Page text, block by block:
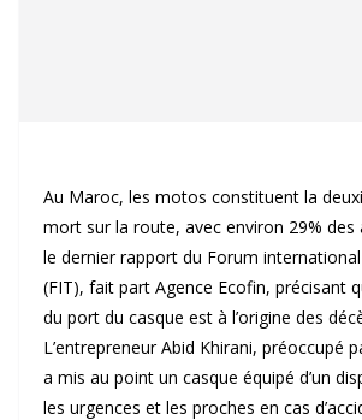
Au Maroc, les motos constituent la
mort sur la route, avec environ 29% des
le dernier rapport du Forum
(FIT), fait part Agence Ecofin, précisant
du port du casque est à l’origine des
L’entrepreneur Abid Khirani, préoccupé
a mis au point un casque équipé d’un
les urgences et les proches en cas